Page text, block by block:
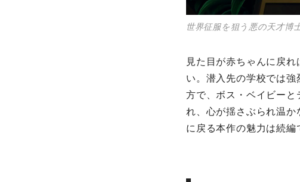
世界征服を狙う悪の天才博
見た目が赤ちゃんに戻
い。潜入先の学校では
方で、ボス・ベイビー
れ、心が揺さぶられ温
に戻る本作の魅力は続編